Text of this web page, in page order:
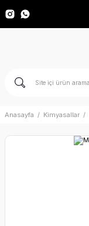
Anasayfa Kimyasallar